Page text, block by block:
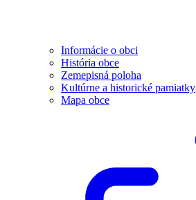
Informácie o obci
História obce
Zemepisná poloha
Kultúrne a historické pamiatky
Mapa obce